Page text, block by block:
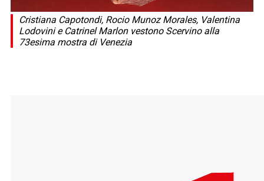
Cristiana Capotondi, Rocio Munoz Morales, Valentina
Lodovini e Catrinel Marlon vestono Scervino alla
73esima mostra di Venezia